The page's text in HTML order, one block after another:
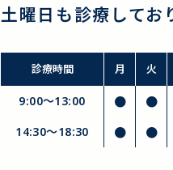
土曜日も診療してお
診療時間 月 火
9:00～13:00 ● ●
14:30〜18:30 ● ●